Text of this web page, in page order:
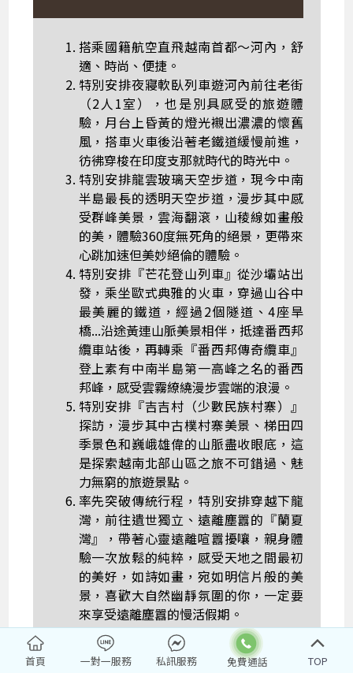
搭乘國籍航空直飛越南首都～河內，舒
適、時尚、便捷。
特別安排夜寢軟臥列車遊河內前往老街
（2人1室），也是別具感受的旅遊體
驗，月台上昏黃的燈光襯出濃濃的懷舊
風，搭車火車後沿著老鐵道緩慢前進，
彷彿穿梭在印度支那就時代的時光中。
特別安排龍雲玻璃天空步道，現今中南
半島最長的透明天空步道，漫步其中感
受群峰美景，雲海翻滾，山稜線如畫般
的美，體驗360度無死角的絕景，更帶來
心跳加速但美妙絕倫的體驗。
特別安排『芒花登山列車』從沙壩站出
發，乘坐歐式典雅的火車，穿過山谷中
最美麗的鐵道，經過2個隧道、4座旱
橋...沿途黃連山脈美景相伴，抵達番西邦
纜車站後，再轉乘『番西邦傳奇纜車』
登上素有中南半島第一高峰之名的番西
邦峰，感受雲霧繚繞漫步雲端的浪漫。
特別安排『吉吉村（少數民族村寨）』
探訪，漫步其中古樸村寨美景、梯田四
季景色和巍峨雄偉的山脈盡收眼底，這
是探索越南北部山區之旅不可錯過、魅
力無窮的旅遊景點。
率先突破傳統行程，特別安排穿越下龍
灣，前往遺世獨立、遠離塵囂的『蘭夏
灣』，帶著心靈遠離喧囂擾嚷，親身體
驗一次放鬆的純粹，感受天地之間最初
的美好，如詩如畫，宛如明信片般的美
景，喜歡大自然幽靜氛圍的你，一定要
來享受遠離塵囂的慢活假期。
全程NO SHOPPING不進購物站，旅遊
輕鬆又自在，避免耽誤既定行程。
首頁 一對一服務 私訊服務 TOP